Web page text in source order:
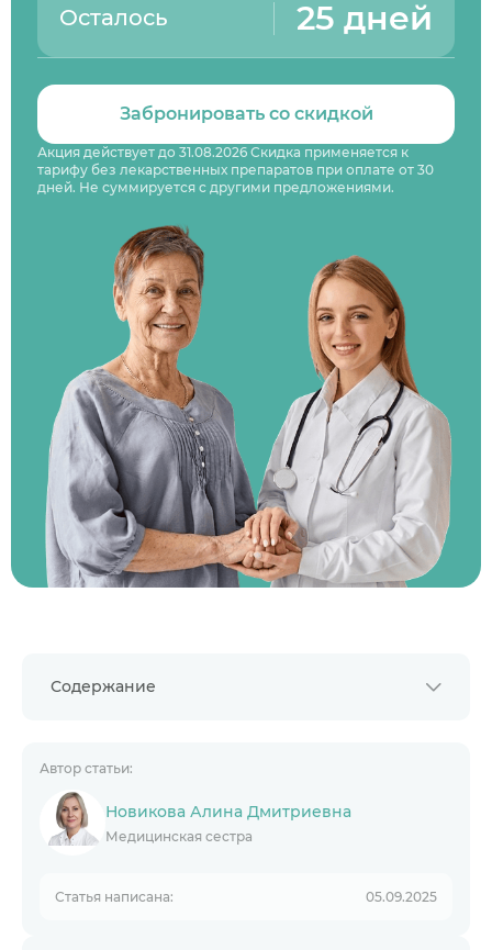
Осталось 25 дней
Забронировать со скидкой
Акция действует до 31.08.2026 Скидка применяется к
тарифу без лекарственных препаратов при оплате от 30
дней. Не суммируется с другими предложениями.
Содержание
ситуации
Физический уход
Психологическая поддержка
Социальная интеграция
Реабилитационные программы для
Автор статьи:
Новикова Алина Дмитриевна
Медицинская сестра
Статья написана: 05.09.2025